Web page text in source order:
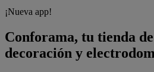
¡Nueva app!
Conforama, tu tienda
decoración y